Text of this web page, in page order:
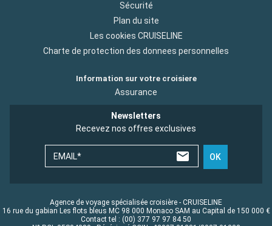
Sécurité
Plan du site
Les cookies CRUISELINE
Charte de protection des donnees personnelles
Information sur votre croisiere
Assurance
Newsletters
Recevez nos offres exclusives
EMAIL* OK
Agence de voyage spécialisée croisière - CRUISELINE
16 rue du gabian Les flots bleus MC 98 000 Monaco SAM au Capital de 150 000 €
Contact tel : (00) 377 97 97 84 50